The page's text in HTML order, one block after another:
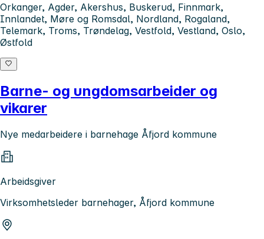
Orkanger, Agder, Akershus, Buskerud, Finnmark,
Innlandet, Møre og Romsdal, Nordland, Rogaland,
Telemark, Troms, Trøndelag, Vestfold, Vestland, Oslo,
Østfold
Barne- og ungdomsarbeider og
vikarer
Nye medarbeidere i barnehage Åfjord kommune
Arbeidsgiver
Virksomhetsleder barnehager, Åfjord kommune